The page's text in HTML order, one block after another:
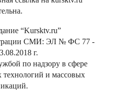
“Kursktv.ru”
СМИ: ЭЛ № ФС 77 -
г.
по надзору в сфере
и массовых